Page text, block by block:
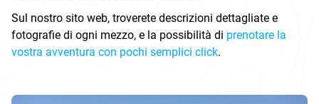
Sul nostro sito web, troverete descrizioni dettagliate e
fotografie di ogni mezzo, e la possibilità di prenotare la
vostra avventura con pochi semplici click.